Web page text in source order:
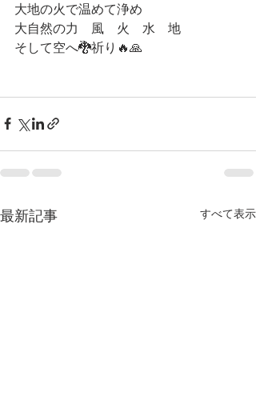
大地の火で温めて浄め
大自然の力　風　火　水　地
そして空へ🐉祈り🔥🙏
最新記事 すべて表示